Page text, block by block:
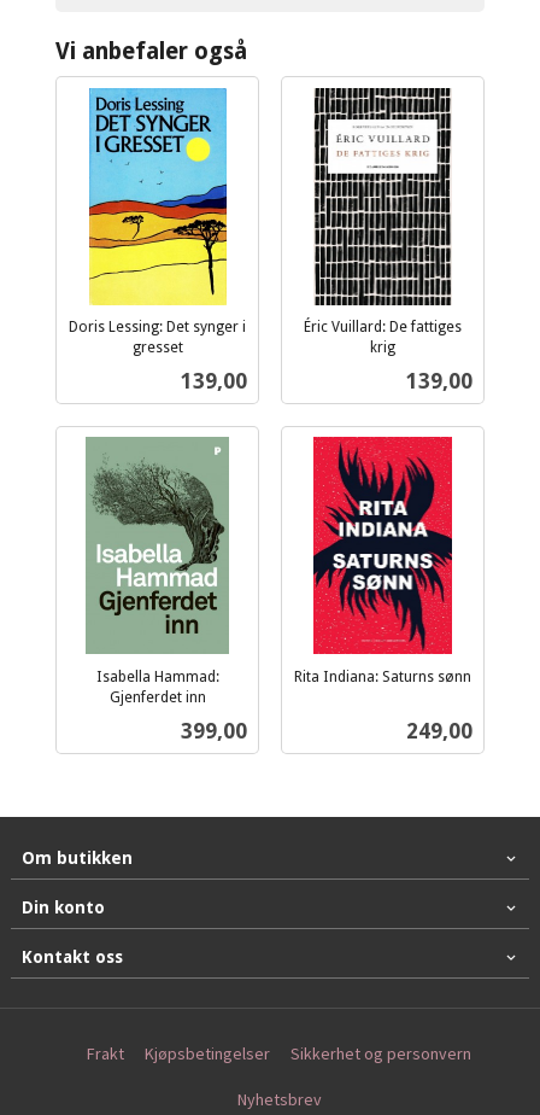
Vi anbefaler også
Doris Lessing: Det synger i
gresset
Pris
139,00
Éric Vuillard: De fattiges
krig
Pris
139,00
Isabella Hammad:
Gjenferdet inn
Pris
399,00
Rita Indiana: Saturns sønn
Pris
249,00
Om butikken
Din konto
Kontakt oss
Frakt Kjøpsbetingelser Sikkerhet og personvern
Nyhetsbrev